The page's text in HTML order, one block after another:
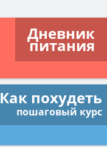
Дневник
питания
Как похудеть
пошаговый курс